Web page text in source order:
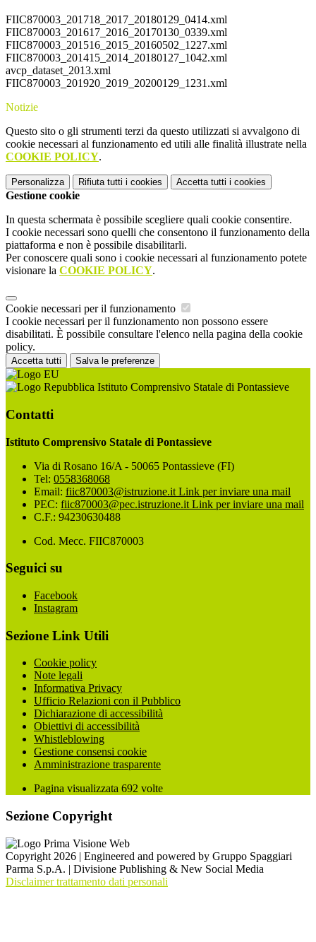
FIIC870003_201718_2017_20180129_0414.xml
FIIC870003_201617_2016_20170130_0339.xml
FIIC870003_201516_2015_20160502_1227.xml
FIIC870003_201415_2014_20180127_1042.xml
avcp_dataset_2013.xml
FIIC870003_201920_2019_20200129_1231.xml
Notizie
Questo sito o gli strumenti terzi da questo utilizzati si avvalgono di
cookie necessari al funzionamento ed utili alle finalità illustrate nella
COOKIE POLICY.
Personalizza Rifiuta tutti i cookies Accetta tutti i cookies
Gestione cookie
In questa schermata è possibile scegliere quali cookie consentire.
I cookie necessari sono quelli che consentono il funzionamento della
piattaforma e non è possibile disabilitarli.
Per conoscere quali sono i cookie necessari al funzionamento potete
visionare la COOKIE POLICY.
Cookie necessari per il funzionamento
I cookie necessari per il funzionamento non possono essere
disabilitati. È possibile consultare l'elenco nella pagina della cookie
policy.
Accetta tutti Salva le preferenze
Istituto Comprensivo Statale di Pontassieve
Contatti
Istituto Comprensivo Statale di Pontassieve
Via di Rosano 16/A - 50065 Pontassieve (FI)
Tel: 0558368068
Email: fiic870003@istruzione.it Link per inviare una mail
PEC: fiic870003@pec.istruzione.it Link per inviare una mail
C.F.: 94230630488
Cod. Mecc. FIIC870003
Seguici su
Facebook
Instagram
Sezione Link Utili
Cookie policy
Note legali
Informativa Privacy
Ufficio Relazioni con il Pubblico
Dichiarazione di accessibilità
Obiettivi di accessibilità
Whistleblowing
Gestione consensi cookie
Amministrazione trasparente
Pagina visualizzata 692 volte
Sezione Copyright
Copyright 2026 | Engineered and powered by Gruppo Spaggiari
Parma S.p.A. | Divisione Publishing & New Social Media
Disclaimer trattamento dati personali